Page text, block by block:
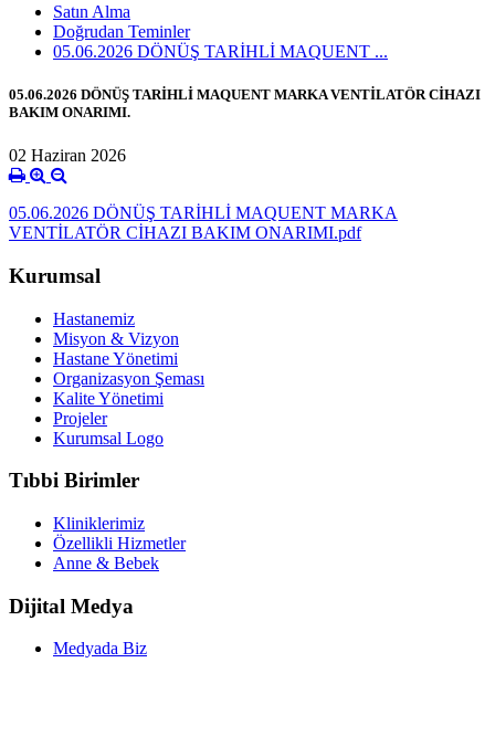
Satın Alma
Doğrudan Teminler
05.06.2026 DÖNÜŞ TARİHLİ MAQUENT ...
05.06.2026 DÖNÜŞ TARİHLİ MAQUENT MARKA VENTİLATÖR CİHAZI
BAKIM ONARIMI.
02 Haziran 2026
05.06.2026 DÖNÜŞ TARİHLİ MAQUENT MARKA
VENTİLATÖR CİHAZI BAKIM ONARIMI.pdf
Kurumsal
Hastanemiz
Misyon & Vizyon
Hastane Yönetimi
Organizasyon Şeması
Kalite Yönetimi
Projeler
Kurumsal Logo
Tıbbi Birimler
Kliniklerimiz
Özellikli Hizmetler
Anne & Bebek
Dijital Medya
Medyada Biz